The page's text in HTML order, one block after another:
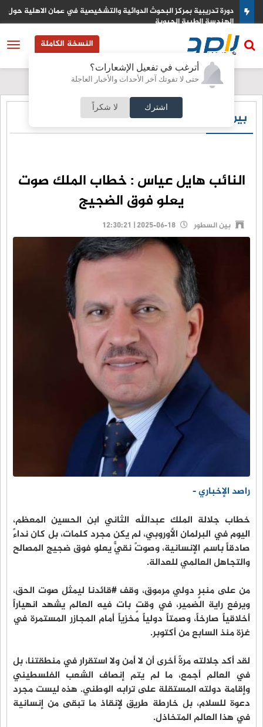
أترغب في تفعيل الإشعارات؟
حتى لا تفوتك آخر الأحداث والأخبار العاجلة
اشترك لا شكراً
دورة تدريبية بمركز البحوث الدوائية والتشخيصية في عمان الاهلية حول
الهندسة الطبية الحيوية
النسخة الكاملة
بين السطور
النائب هايل عياس : خطاب الملك صوت
يعلو فوق الضجيج
بين السطور
راصد الإخباري -
خطاب جلالة الملك عبدالله الثاني ابن الحسين المعظم،
اليوم في البرلمان الأوروبي، لم يكن مجرد كلمات، بل كان نداءً
صادقاً باسم الإنسانية، وصوتً نقيًّ يعلو فوق ضجيج المصالح
والتجاهل العالمي للعدالة.
من على منبرٍ دولي مرموق، وقف #قائدنا ليمثل صوت الحق،
ويرفع راية الضمير، في وقتٍ بات فيه العالم يشهد انهياراً
أخلاقياً صارخاً، وصمتاً دولياً مخزياً أمام المجازر المستمرة في
غزة منذ السابع من أكتوبر.
لقد أكد جلالته مرةً أخرى أن لا أمن ولا استقرار في منطقتنا، بل
في العالم أجمع، ما لم يتم إنصاف الشعب الفلسطيني
وإقامة دولته المستقلة على ترابه الوطني. هذه ليست مجرد
دعوة للسلام، بل خارطة طريق لإنقاذ ما تبقى من إنسانية
في هذا العالم المتخاذل.